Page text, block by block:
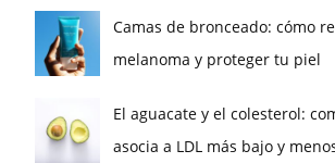
Camas de bronceado: cómo
melanoma y proteger tu piel
El aguacate y el colesterol:
asocia a LDL más bajo y